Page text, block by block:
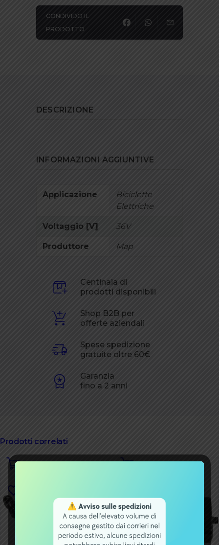
CONDIVIDO IL
PRODOTTO
DESCRIZIONE
INFORMAZIONI AGGIUNTIVE
Applicazione
Biciclette
Elettriche
Voltaggio [V] 36V
Produttore Map
Centinaia di
prodotti disponibili
Shop B2B per
offerte aziendali
Spese spedizione
gratuite oltre 60€
Garanzia
fino a 2 anni
Prodotti correlati